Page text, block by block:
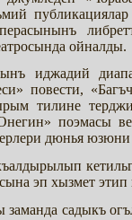
ойналды.
иджадий
повести,
тилине
поэмасы
дюнья юзюни
эп хызмет этип
садыкъ